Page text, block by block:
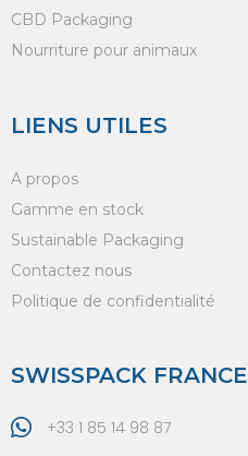
CBD Packaging
Nourriture pour animaux
LIENS UTILES
A propos
Gamme en stock
Sustainable Packaging
Contactez nous
Politique de confidentialité
SWISSPACK FRANCE
+33 1 85 14 98 87